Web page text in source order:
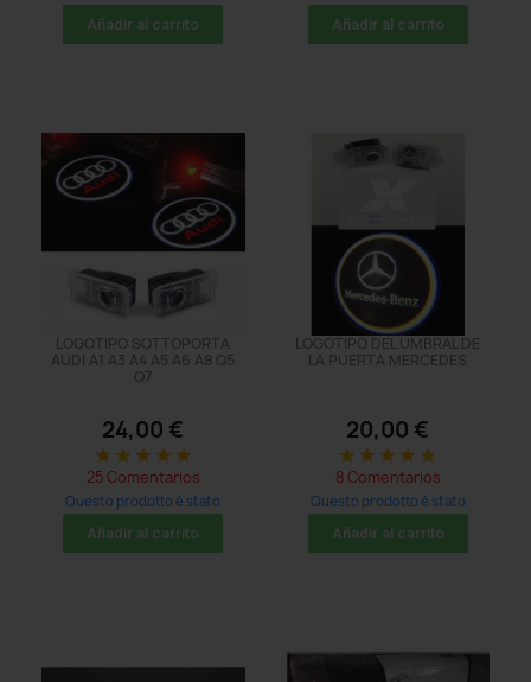
acquistato: 110 times
Añadir al carrito
acquistato: 20 times
Añadir al carrito
LOGOTIPO SOTTOPORTA
AUDI A1 A3 A4 A5 A6 A8 Q5
Q7
24,00 €
star star star star star
25 Comentarios
Questo prodotto è stato
acquistato: 533 times
Añadir al carrito
LOGOTIPO DEL UMBRAL DE
LA PUERTA MERCEDES
20,00 €
star star star star star
8 Comentarios
Questo prodotto è stato
acquistato: 14 times
Añadir al carrito